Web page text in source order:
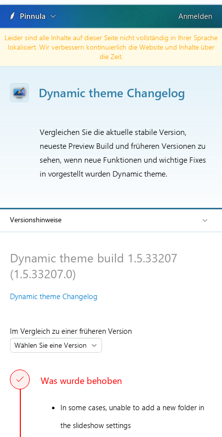
Pinnula Anmelden
Leider sind alle Inhalte auf dieser Seite nicht vollständig in Ihrer Sprache
lokalisiert. Wir verbessern kontinuierlich die Website und Inhalte über
die Zeit.
Dynamic theme Changelog
Vergleichen Sie die aktuelle stabile Version,
neueste Preview Build und früheren Versionen zu
sehen, wenn neue Funktionen und wichtige Fixes
in vorgestellt wurden Dynamic theme.
Versionshinweise
Dynamic theme build 1.5.33207
(1.5.33207.0)
Dynamic theme Changelog
Im Vergleich zu einer früheren Version
Was wurde behoben
In some cases, unable to add a new folder in
the slideshow settings